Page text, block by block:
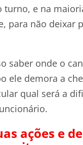
e na
para não deixar
saber onde o
ele demora a
qual será a
ações e